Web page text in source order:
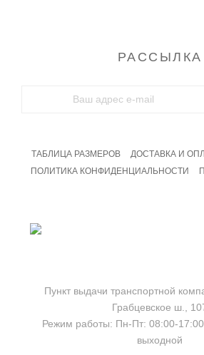
РАССЫЛКА
ТАБЛИЦА РАЗМЕРОВ ДОСТАВКА И
ПОЛИТИКА КОНФИДЕНЦИАЛЬНОСТИ
Пункт выдачи транспортной
Грабцевское ш.,
Режим работы: Пн-Пт: 08:00-
выходной